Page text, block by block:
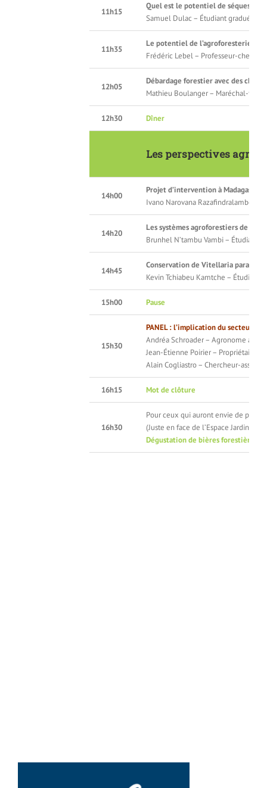
11h15
Quel est le potentiel de
Samuel Dulac – Étudiant gradué à
11h35
Le potentiel de l’agroforesterie
Frédéric Lebel – Professeur-
12h05
Débardage forestier avec des
Mathieu Boulanger – Maréchal-
12h30 Dîner
Les perspectives
14h00
Projet d’intervention à
Ivano Narovana Razafindralambo –
14h20
Les systèmes agroforestiers de
Brunhel N’tambu Vambi – Étudiant
14h45
Conservation de Vitellaria paradoxa
Kevin Tchiabeu Kamtche – Étudiant
15h00 Pause
15h30
PANEL : l’implication du secteur
Andréa Schroader – Agronome au
Jean-Étienne Poirier – Propriétaire
Alain Cogliastro – Chercheur-
16h15 Mot de clôture
16h30
Pour ceux qui auront envie de
(Juste en face de l’Espace Jardins,
Dégustation de bières forestières